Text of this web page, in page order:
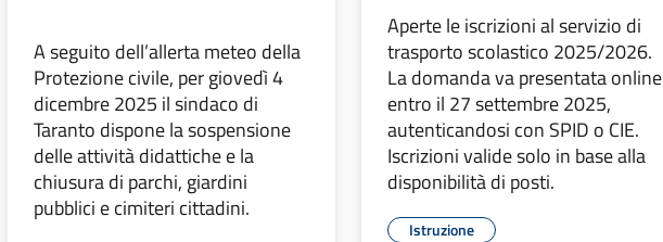
A seguito dell’allerta meteo della
Protezione civile, per giovedì 4
dicembre 2025 il sindaco di
Taranto dispone la sospensione
delle attività didattiche e la
chiusura di parchi, giardini
pubblici e cimiteri cittadini.
Aperte le iscrizioni al servizio di
trasporto scolastico 2025/2026.
La domanda va presentata online
entro il 27 settembre 2025,
autenticandosi con SPID o CIE.
Iscrizioni valide solo in base alla
disponibilità di posti.
Istruzione